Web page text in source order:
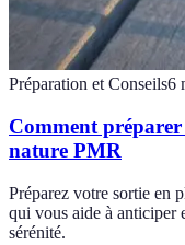
Préparation et Conseils6
Comment préparer
nature PMR
Préparez votre sortie en
qui vous aide à anticiper
sérénité.